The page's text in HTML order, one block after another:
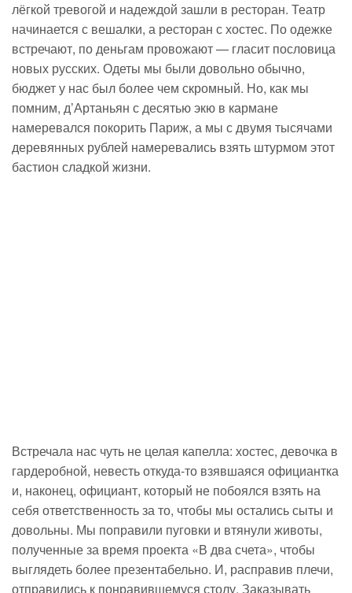
лёгкой тревогой и надеждой зашли в ресторан. Театр
начинается с вешалки, а ресторан с хостес. По одежке
встречают, по деньгам провожают — гласит пословица
новых русских. Одеты мы были довольно обычно,
бюджет у нас был более чем скромный. Но, как мы
помним, д’Артаньян с десятью экю в кармане
намеревался покорить Париж, а мы с двумя тысячами
деревянных рублей намеревались взять штурмом этот
бастион сладкой жизни.
Встречала нас чуть не целая капелла: хостес, девочка в
гардеробной, невестьоткуда-то взявшаяся официантка
и, наконец, официант, который не побоялся взять на
себя ответственность за то, чтобы мы остались сыты и
довольны. Мы поправили пуговки и втянули животы,
полученные за время проекта «В два счета», чтобы
выглядеть более презентабельно. И, расправив плечи,
отправились к понравившемуся столу. Заказывать